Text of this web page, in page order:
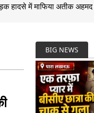
अतीक अहमद के बेटे
BIG NEWS